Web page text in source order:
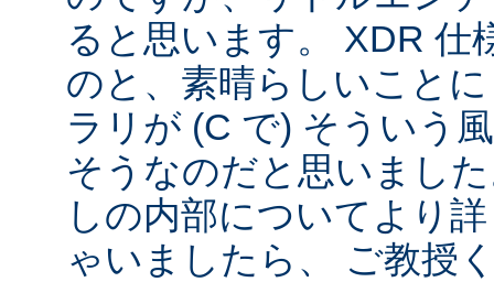
ると思います。 XDR 仕
のと、素晴らしいこと
ラリが (C で) そういう
そうなのだと思いまし
しの内部についてより
ゃいましたら、 ご教授